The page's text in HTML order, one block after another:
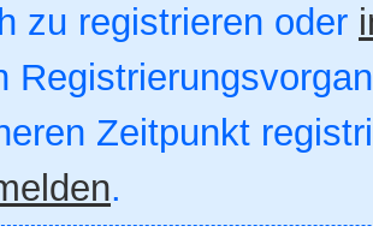
zu registrieren oder
Zeitpunkt
.